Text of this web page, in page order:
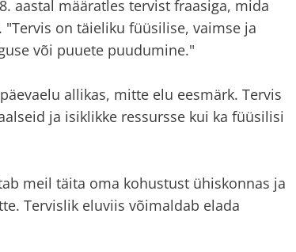
aastal määratles tervist fraasiga, mida
on täieliku füüsilise, vaimse ja
või puuete puudumine."
allikas, mitte elu eesmärk. Tervis
ja isiklikke ressursse kui ka füüsilisi
meil täita oma kohustust ühiskonnas ja
Tervislik eluviis võimaldab elada